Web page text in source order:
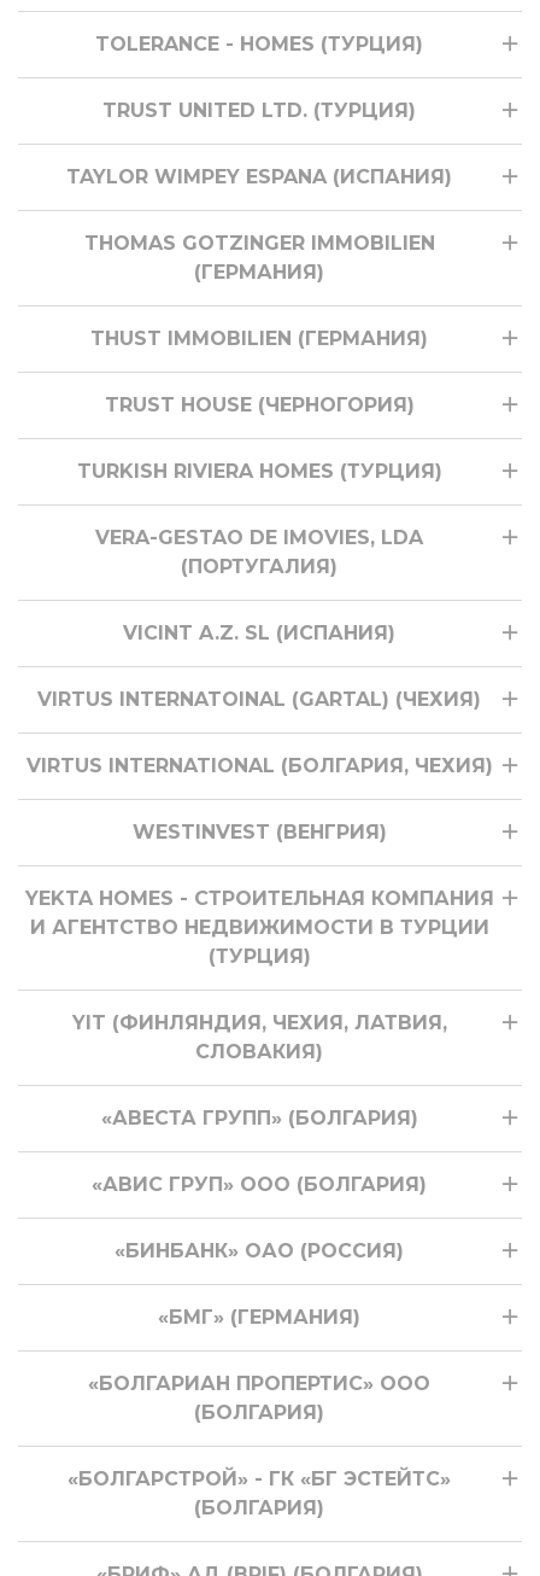
TOLERANCE - HOMES (ТУРЦИЯ)
TRUST UNITED LTD. (ТУРЦИЯ)
TAYLOR WIMPEY ESPANA (ИСПАНИЯ)
THOMAS GOTZINGER IMMOBILIEN
(ГЕРМАНИЯ)
THUST IMMOBILIEN (ГЕРМАНИЯ)
TRUST HOUSE (ЧЕРНОГОРИЯ)
TURKISH RIVIERA HOMES (ТУРЦИЯ)
VERA-GESTAO DE IMOVIES, LDA
(ПОРТУГАЛИЯ)
VICINT A.Z. SL (ИСПАНИЯ)
VIRTUS INTERNATOINAL (GARTAL) (ЧЕХИЯ)
VIRTUS INTERNATIONAL (БОЛГАРИЯ, ЧЕХИЯ)
WESTINVEST (ВЕНГРИЯ)
YEKTA HOMES - СТРОИТЕЛЬНАЯ КОМПАНИЯ
И АГЕНТСТВО НЕДВИЖИМОСТИ В ТУРЦИИ
(ТУРЦИЯ)
YIT (ФИНЛЯНДИЯ, ЧЕХИЯ, ЛАТВИЯ,
СЛОВАКИЯ)
«АВЕСТА ГРУПП» (БОЛГАРИЯ)
«АВИС ГРУП» ООО (БОЛГАРИЯ)
«БИНБАНК» ОАО (РОССИЯ)
«БМГ» (ГЕРМАНИЯ)
«БОЛГАРИАН ПРОПЕРТИС» ООО
(БОЛГАРИЯ)
«БОЛГАРСТРОЙ» - ГК «БГ ЭСТЕЙТС»
(БОЛГАРИЯ)